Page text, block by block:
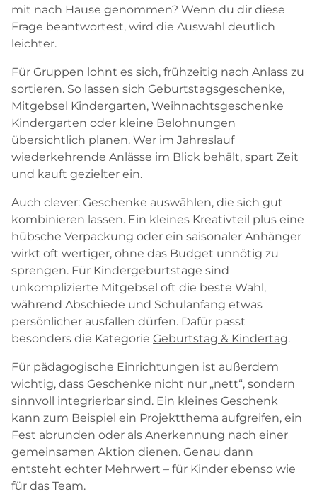
mit nach Hause genommen? Wenn du dir diese
Frage beantwortest, wird die Auswahl deutlich
leichter.
Für Gruppen lohnt es sich, frühzeitig nach Anlass zu
sortieren. So lassen sich Geburtstagsgeschenke,
Mitgebsel Kindergarten, Weihnachtsgeschenke
Kindergarten oder kleine Belohnungen
übersichtlich planen. Wer im Jahreslauf
wiederkehrende Anlässe im Blick behält, spart Zeit
und kauft gezielter ein.
Auch clever: Geschenke auswählen, die sich gut
kombinieren lassen. Ein kleines Kreativteil plus eine
hübsche Verpackung oder ein saisonaler Anhänger
wirkt oft wertiger, ohne das Budget unnötig zu
sprengen. Für Kindergeburtstage sind
unkomplizierte Mitgebsel oft die beste Wahl,
während Abschiede und Schulanfang etwas
persönlicher ausfallen dürfen. Dafür passt
besonders die Kategorie Geburtstag & Kindertag.
Für pädagogische Einrichtungen ist außerdem
wichtig, dass Geschenke nicht nur „nett“, sondern
sinnvoll integrierbar sind. Ein kleines Geschenk
kann zum Beispiel ein Projektthema aufgreifen, ein
Fest abrunden oder als Anerkennung nach einer
gemeinsamen Aktion dienen. Genau dann
entsteht echter Mehrwert – für Kinder ebenso wie
für das Team.